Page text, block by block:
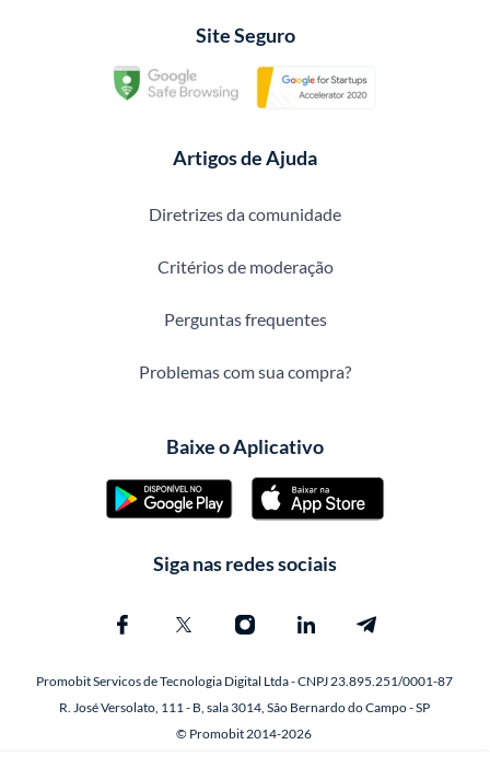
Site Seguro
Artigos de Ajuda
Diretrizes da comunidade
Critérios de moderação
Perguntas frequentes
Problemas com sua compra?
Baixe o Aplicativo
Siga nas redes sociais
Promobit Servicos de Tecnologia Digital Ltda - CNPJ 23.895.251/0001-87
R. José Versolato, 111 - B, sala 3014, São Bernardo do Campo - SP
© Promobit 2014-2026